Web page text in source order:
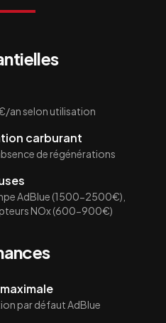
an selon utilisation
carburant
de régénérations
AdBlue (1500-2500€),
NOx (600-900€)
par défaut AdBlue